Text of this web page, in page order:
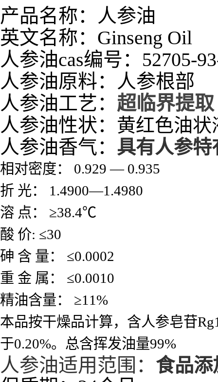
产品名称：人参油
英文名称：Ginseng Oil
人参油cas编号：52705-
人参油原料：
人参根部
人参油工艺： 超临界提取
人参油性状： 黄红色油状
人参油香气： 具有人参特
相对密度： 0.929—0.935
折 光： 1.4900—1.4980
溶 点： ≥38.4℃
酸 价: ≤30
砷 含 量： ≤0.0002
重 金 属： ≤0.0010
精油含量：
≥11%
本品按干燥品计算，含人参皂苷
于0.20%。总含挥发油量99%
人参油适用范围： 食品